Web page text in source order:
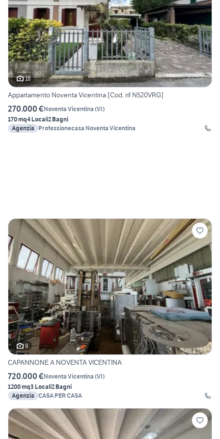
18
Appartamento Noventa Vicentina [Cod. rif N520VRG]
270.000 €Noventa Vicentina (VI)
170 mq4 Locali2 Bagni
Agenzia
Professionecasa Noventa Vicentina
9
CAPANNONE A NOVENTA VICENTINA
720.000 €Noventa Vicentina (VI)
1200 mq3 Locali2 Bagni
Agenzia CASA PER CASA